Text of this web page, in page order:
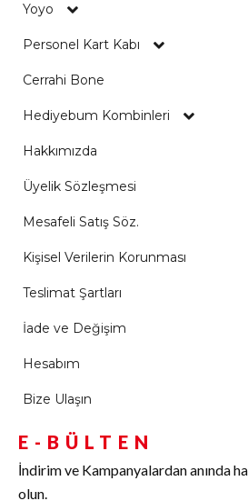
Yoyo
Personel Kart Kabı
Cerrahi Bone
Hediyebum Kombinleri
Hakkımızda
Üyelik Sözleşmesi
Mesafeli Satış Söz.
Kişisel Verilerin Korunması
Teslimat Şartları
İade ve Değişim
Hesabım
Bize Ulaşın
E-BÜLTEN
İndirim ve Kampanyalardan anında
olun.